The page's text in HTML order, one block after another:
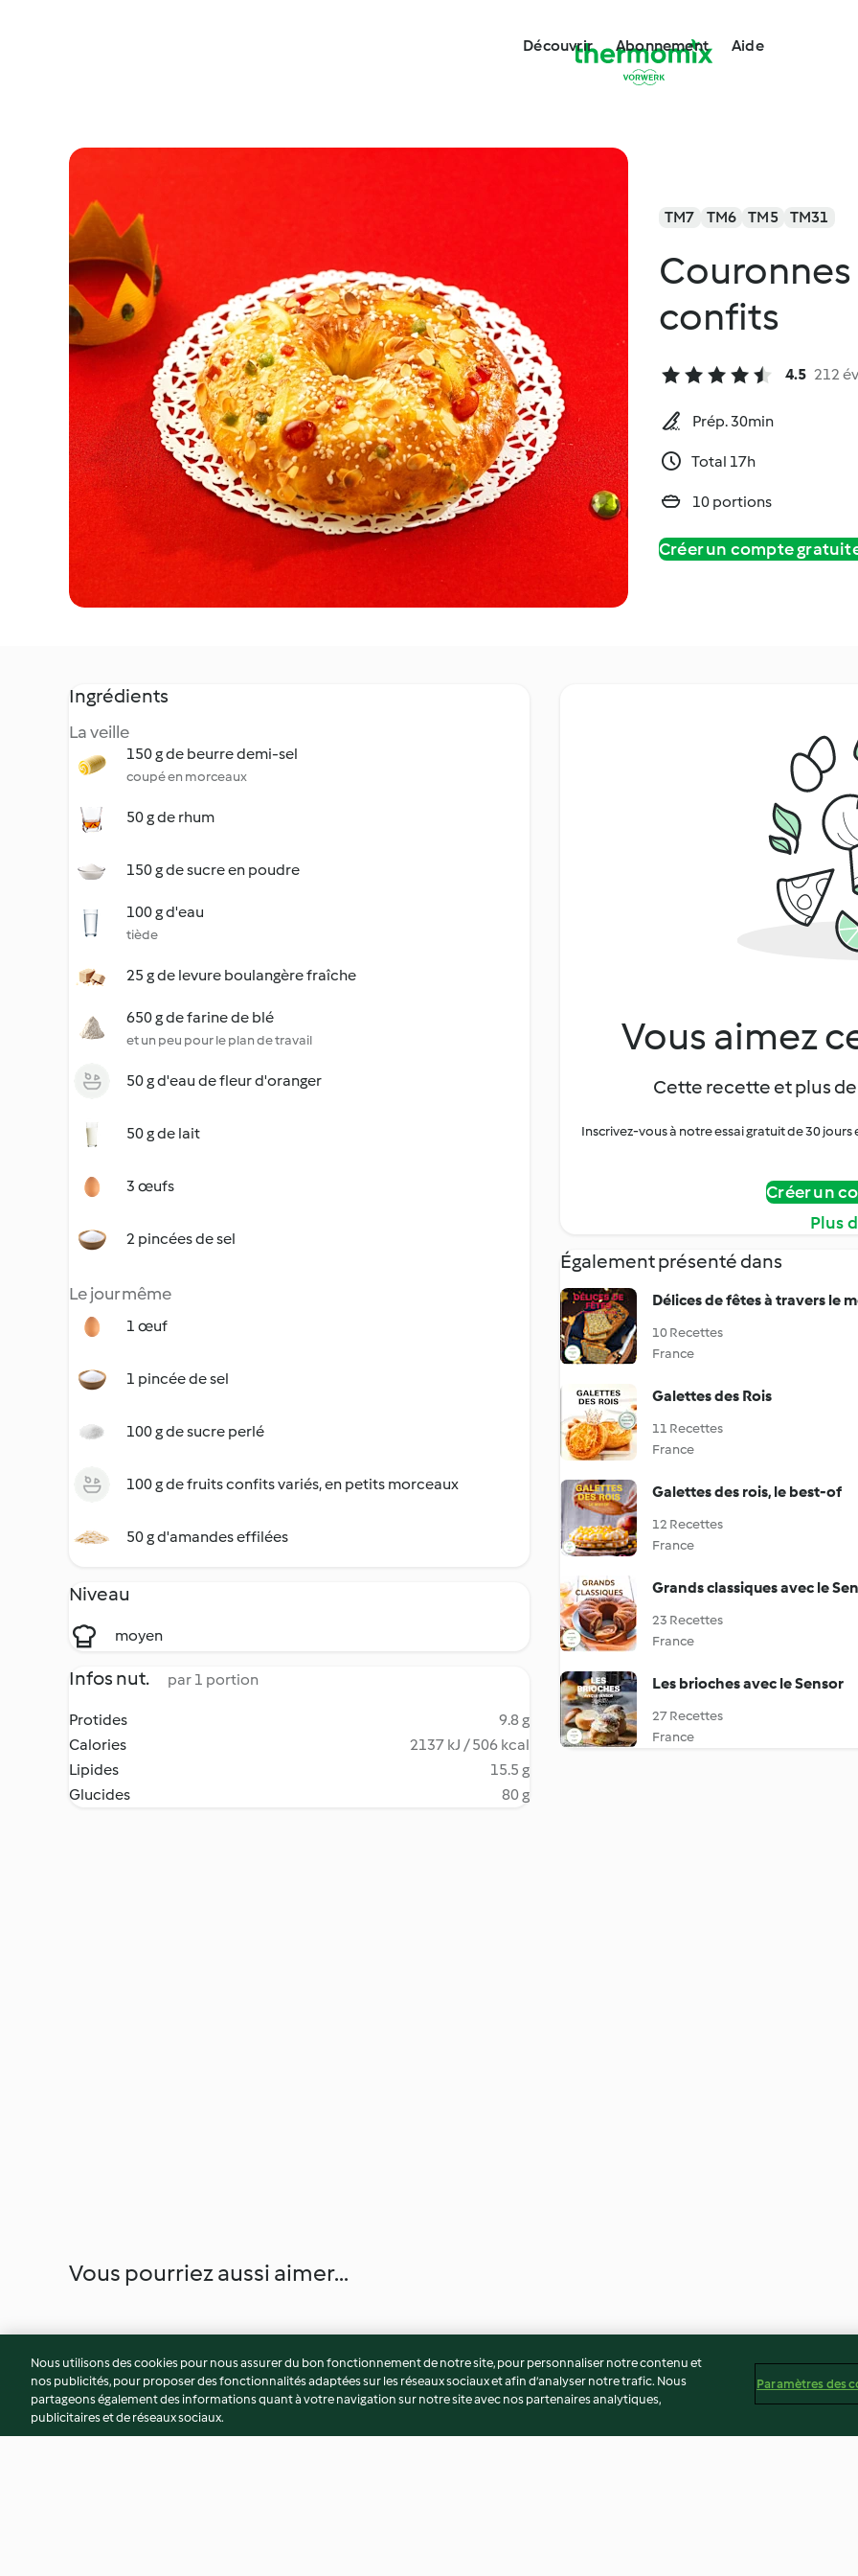
Découvrir Abonnement Aide
TM7 TM6 TM5 TM31
confits
4.5 212
Prép. 30min
Total 17h
10 portions
Créer un compte
Ingrédients
La veille
150 g de beurre demi-sel
coupé en morceaux
50 g de rhum
150 g de sucre en poudre
100 g d'eau
tiède
25 g de levure boulangère fraîche
650 g de farine de blé
et un peu pour le plan de travail
50 g d'eau de fleur d'oranger
50 g de lait
3 œufs
2 pincées de sel
Le jour même
1 œuf
1 pincée de sel
100 g de sucre perlé
100 g de fruits confits variés, en petits morceaux
50 g d'amandes effilées
Niveau
moyen
Infos nut. par 1 portion
Protides
9.8 g
Calories
2137 kJ / 506 kcal
Lipides
15.5 g
Glucides
80 g
Vous aimez
Cette recette et plus
Inscrivez-vous à notre essai gratuit de 30
Créer un
Plus
Également présenté dans
Délices de fêtes à travers le
10 Recettes
France
Galettes des Rois
11 Recettes
France
Galettes des rois, le best-of
12 Recettes
France
Grands classiques avec le
23 Recettes
France
Les brioches avec le Sensor
27 Recettes
France
Vous pourriez aussi aimer...
Nous utilisons des cookies pour nous assurer du bon fonctionnement de notre site, pour personnaliser notre contenu et
nos publicités, pour proposer des fonctionnalités adaptées sur les réseaux sociaux et afin d’analyser notre trafic. Nous
partageons également des informations quant à votre navigation sur notre site avec nos partenaires analytiques,
publicitaires et de réseaux sociaux.
Paramètres des